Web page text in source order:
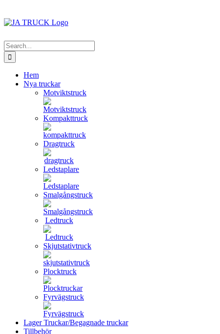
to
content
Search
for:
Hem
Nya truckar
Motviktstruck
Kompakttruck
Dragtruck
Ledstaplare
Smalgångstruck
Ledtruck
Skjutstativtruck
Plocktruck
Fyrvägstruck
Lager Truckar/Begagnade truckar
Tillbehör